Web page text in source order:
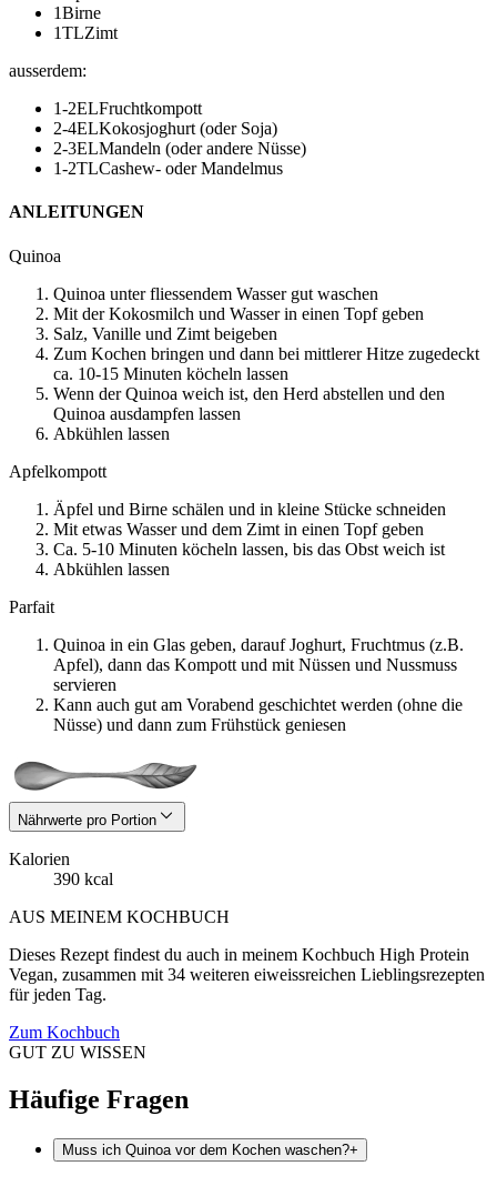
1Birne
1TLZimt
ausserdem:
1-2ELFruchtkompott
2-4ELKokosjoghurt (oder Soja)
2-3ELMandeln (oder andere Nüsse)
1-2TLCashew- oder Mandelmus
ANLEITUNGEN
Quinoa
Quinoa unter fliessendem Wasser gut waschen
Mit der Kokosmilch und Wasser in einen Topf geben
Salz, Vanille und Zimt beigeben
Zum Kochen bringen und dann bei mittlerer Hitze zugedeckt
ca. 10-15 Minuten köcheln lassen
Wenn der Quinoa weich ist, den Herd abstellen und den
Quinoa ausdampfen lassen
Abkühlen lassen
Apfelkompott
Äpfel und Birne schälen und in kleine Stücke schneiden
Mit etwas Wasser und dem Zimt in einen Topf geben
Ca. 5-10 Minuten köcheln lassen, bis das Obst weich ist
Abkühlen lassen
Parfait
Quinoa in ein Glas geben, darauf Joghurt, Fruchtmus (z.B.
Apfel), dann das Kompott und mit Nüssen und Nussmuss
servieren
Kann auch gut am Vorabend geschichtet werden (ohne die
Nüsse) und dann zum Frühstück geniesen
Nährwerte pro Portion
Kalorien
390 kcal
AUS MEINEM KOCHBUCH
Dieses Rezept findest du auch in meinem Kochbuch High Protein
Vegan, zusammen mit 34 weiteren eiweissreichen Lieblingsrezepten
für jeden Tag.
Zum Kochbuch
GUT ZU WISSEN
Häufige Fragen
Muss ich Quinoa vor dem Kochen waschen?+